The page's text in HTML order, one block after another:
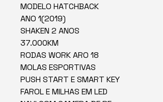
MODELO HATCHBACK
ANO 1(2019)
SHAKEN 2 ANOS
37.000KM
RODAS WORK ARO 18
MOLAS ESPORTIVAS
PUSH START E SMART KEY
FAROL E MILHAS EM LED